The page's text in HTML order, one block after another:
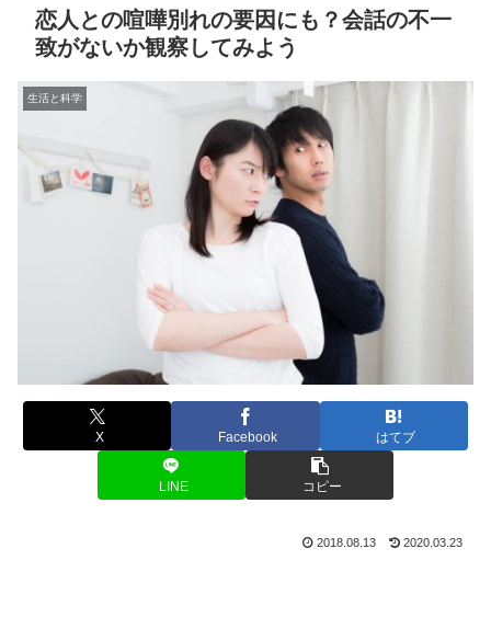
恋人との喧嘩別れの要因にも？会話の不一
致がないか観察してみよう
生活と科学
X Facebook はてブ
LINE コピー
2018.08.13 2020.03.23